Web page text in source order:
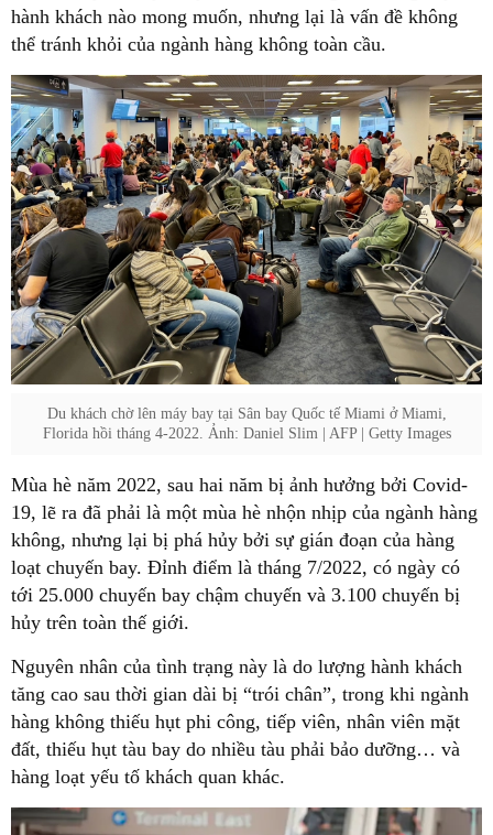
hành khách nào mong muốn, nhưng lại là vấn đề không
thể tránh khỏi của ngành hàng không toàn cầu.
Du khách chờ lên máy bay tại Sân bay Quốc tế Miami ở Miami,
Florida hồi tháng 4-2022. Ảnh: Daniel Slim | AFP | Getty Images
Mùa hè năm 2022, sau hai năm bị ảnh hưởng bởi Covid-
19, lẽ ra đã phải là một mùa hè nhộn nhịp của ngành hàng
không, nhưng lại bị phá hủy bởi sự gián đoạn của hàng
loạt chuyến bay. Đỉnh điểm là tháng 7/2022, có ngày có
tới 25.000 chuyến bay chậm chuyến và 3.100 chuyến bị
hủy trên toàn thế giới.
Nguyên nhân của tình trạng này là do lượng hành khách
tăng cao sau thời gian dài bị “trói chân”, trong khi ngành
hàng không thiếu hụt phi công, tiếp viên, nhân viên mặt
đất, thiếu hụt tàu bay do nhiều tàu phải bảo dưỡng… và
hàng loạt yếu tố khách quan khác.